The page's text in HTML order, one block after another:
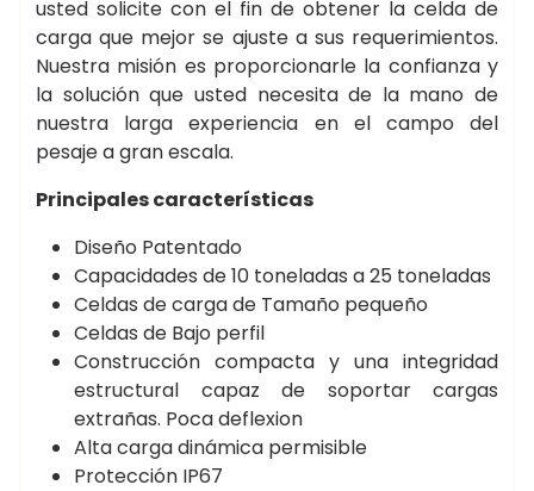
usted solicite con el fin de obtener la celda de
carga que mejor se ajuste a sus requerimientos.
Nuestra misión es proporcionarle la confianza y
la solución que usted necesita de la mano de
nuestra larga experiencia en el campo del
pesaje a gran escala.
Principales características
Diseño Patentado
Capacidades de 10 toneladas a 25 toneladas
Celdas de carga de Tamaño pequeño
Celdas de Bajo perfil
Construcción compacta y una integridad
estructural capaz de soportar cargas
extrañas. Poca deflexion
Alta carga dinámica permisible
Protección IP67